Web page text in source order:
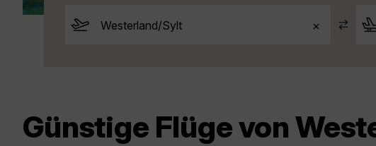
Günstige Flüge von